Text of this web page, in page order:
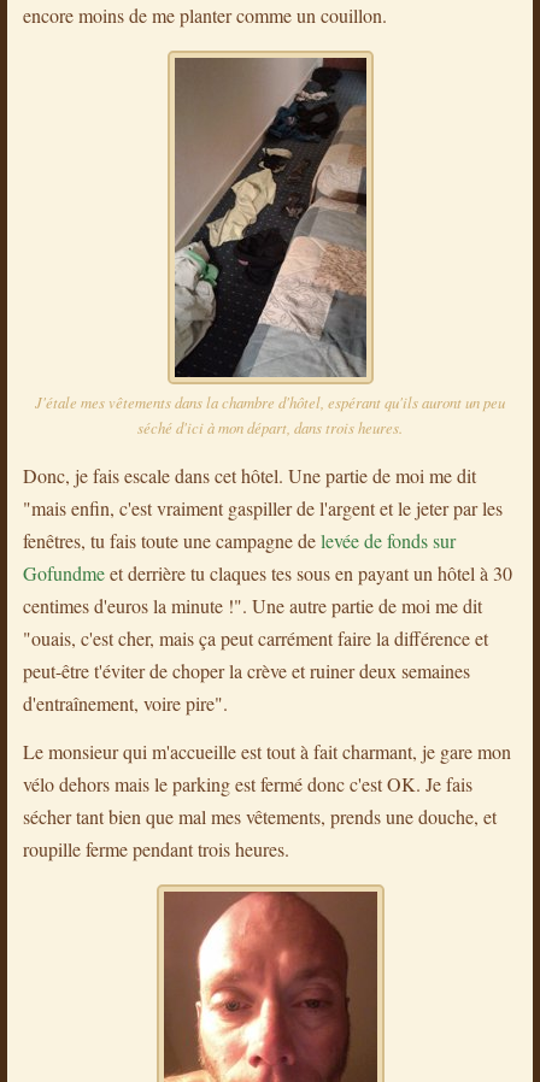
encore moins de me planter comme un couillon.
J'étale mes vêtements dans la chambre d'hôtel, espérant qu'ils auront un peu
séché d'ici à mon départ, dans trois heures.
Donc, je fais escale dans cet hôtel. Une partie de moi me dit
"mais enfin, c'est vraiment gaspiller de l'argent et le jeter par les
fenêtres, tu fais toute une campagne delevée de fonds sur
Gofundmeet derrière tu claques tes sous en payant un hôtel à 30
centimes d'euros la minute !". Une autre partie de moi me dit
"ouais, c'est cher, mais ça peut carrément faire la différence et
peut-être t'éviter de choper la crève et ruiner deux semaines
d'entraînement, voire pire".
Le monsieur qui m'accueille est tout à fait charmant, je gare mon
vélo dehors mais le parking est fermé donc c'est OK. Je fais
sécher tant bien que mal mes vêtements, prends une douche, et
roupille ferme pendant trois heures.